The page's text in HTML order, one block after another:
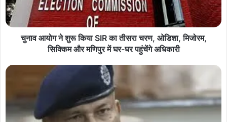
चुनाव आयोग ने शुरू किया SIR का तीसरा चरण, ओडिशा, मिजोरम,
सिक्किम और मणिपुर में घर-घर पहुंचेंगे अधिकारी